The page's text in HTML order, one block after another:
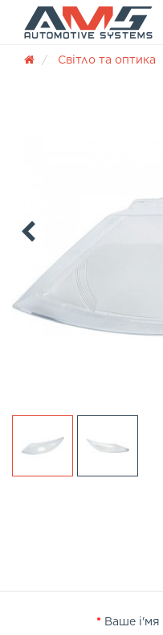
Світло та оптика
Ваше і'мя